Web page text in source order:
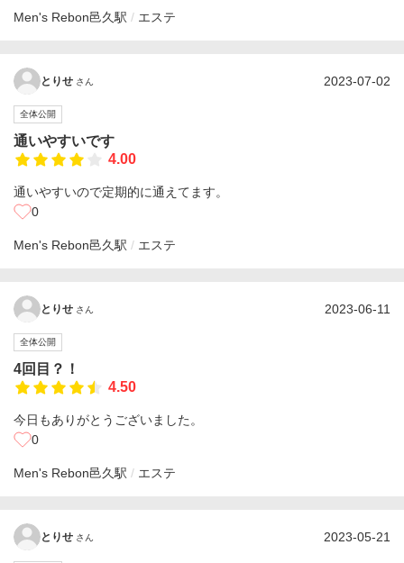
Men's Rebon邑久駅 エステ
とりせ さん 2023-07-02
全体公開
通いやすいです
4.00
通いやすいので定期的に通えてます。
0
Men's Rebon邑久駅 エステ
とりせ さん 2023-06-11
全体公開
4回目？！
4.50
今日もありがとうございました。
0
Men's Rebon邑久駅 エステ
とりせ さん 2023-05-21